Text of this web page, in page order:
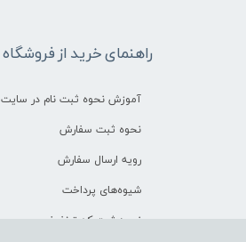
راهنمای خرید از فروشگاه
آموزش نحوه ثبت نام در سایت
نحوه ثبت سفارش
رویه ارسال سفارش
شیوه‌های پرداخت
نحوه ثبت کد تخفیف